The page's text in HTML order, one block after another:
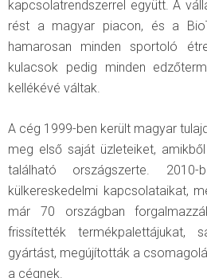
kapcsolatrendszerrel együtt. A
rést a magyar piacon, és a
hamarosan minden sportoló
kulacsok pedig minden
kellékévé váltak.
A cég 1999-ben került magyar
meg első saját üzleteiket,
található országszerte. 2010-
külkereskedelmi kapcsolataikat,
már 70 országban
frissítették termékpalettájukat,
gyártást, megújították a
a cégnek.